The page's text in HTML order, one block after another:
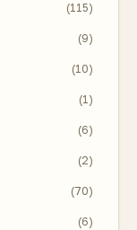
(115)
(9)
(10)
(1)
(6)
(2)
(70)
(6)